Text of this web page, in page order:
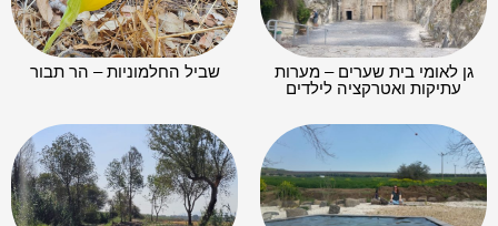
גן לאומי בית שערים – מערות
עתיקות ואטרקציה לילדים
שביל החלמוניות – הר תבור